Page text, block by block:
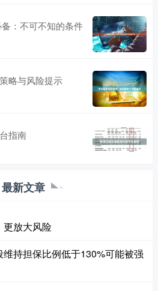
：不可不知的条件
略与风险提示
指南
最新文章
更放大风险
持担保比例低于130%可能被强